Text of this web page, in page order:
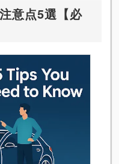
意点5選【必